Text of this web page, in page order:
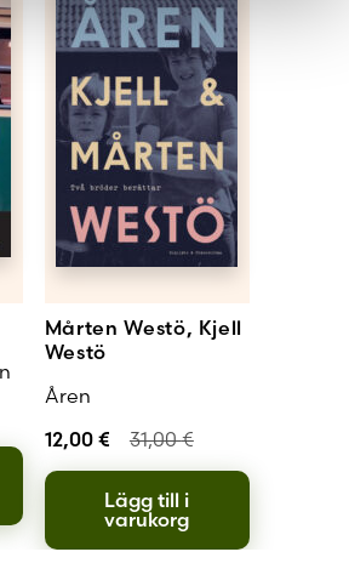
nyansrikedomen i
inte i och med deras
Rosenlund, Kyrkpressen …
diktsamlingen på rofylld
själen. Camilla Lindberg,
behärskar verkligen det
olika redskap … en
utforskar livsrummen
och som strävar efter att
tydliga.
BTJ
Mårten Westö, Kjell
Westö
Åren
12,00 € 31,00€
Lägg till i
varukorg